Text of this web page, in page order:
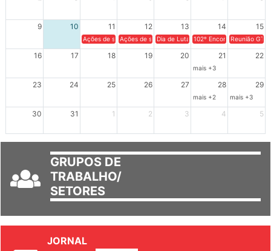
9 10 11 12 13 14 15
Ações de solidariedade a Cuba no Rio Grande do Sul - 100
Ações de solidariedade a Cuba no Rio Grande do
Dia de Luta em Defesa de Cuba e da
102º Encontro da
Reunião
16 17 18 19 20 21 22
mais +3
23 24 25 26 27 28 29
mais +2 mais +3
30 31 1 2 3 4 5
GRUPOS DE
TRABALHO/
SETORES
JORNAL